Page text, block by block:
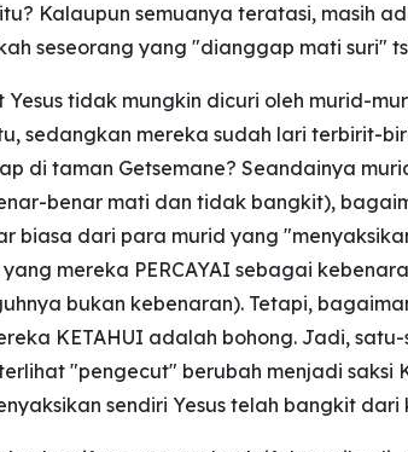
Kalaupun semuanya teratasi, masih
seseorang yang "dianggap mati suri"
Yesus tidak mungkin dicuri oleh murid-
sedangkan mereka sudah lari terbirit-
di taman Getsemane? Seandainya
benar mati dan tidak bangkit),
biasa dari para murid yang
mereka PERCAYAI sebagai
bukan kebenaran). Tetapi,
KETAHUI adalah bohong. Jadi,
"pengecut" berubah menjadi
sendiri Yesus telah bangkit dari